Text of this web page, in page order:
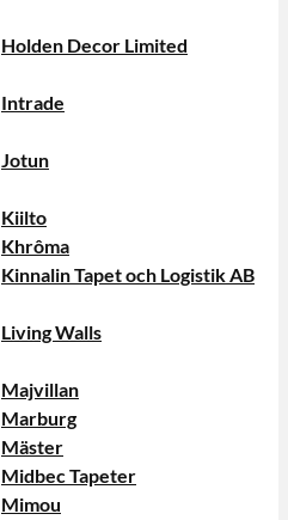
Holden Decor Limited
Intrade
Jotun
Kiilto
Khrôma
Kinnalin Tapet och Logistik AB
Living Walls
Majvillan
Marburg
Mäster
Midbec Tapeter
Mimou